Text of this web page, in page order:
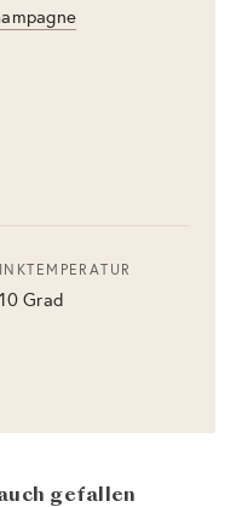
Grad
gefallen